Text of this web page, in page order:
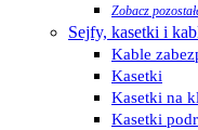
Zobacz
Sejfy, kasetki i
Kable
Kasetki
Kasetki na
Kasetki